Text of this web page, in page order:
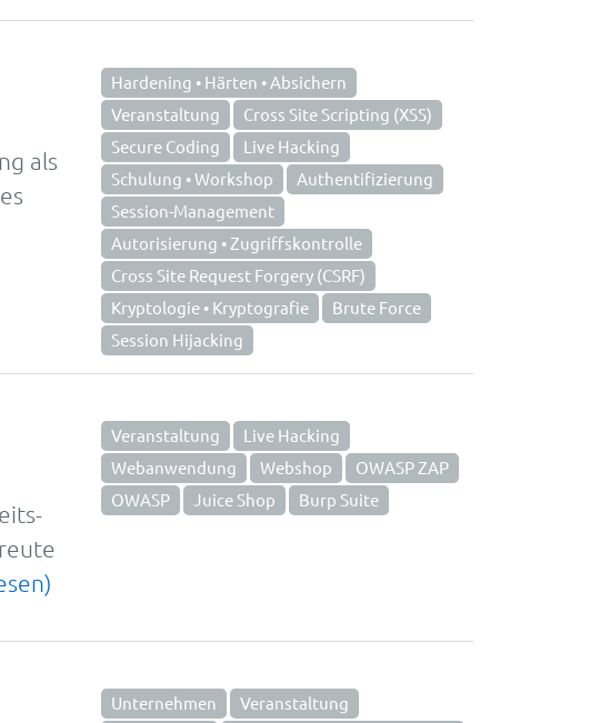
als
Hardening • Härten • Absichern
Veranstaltung
Cross Site Scripting (XSS)
Secure Coding
Live Hacking
Schulung • Workshop
Authentifizierung
Session-Management
Autorisierung • Zugriffskontrolle
Cross Site Request Forgery (CSRF)
Kryptologie • Kryptografie
Brute Force
Session Hijacking
Veranstaltung
Live Hacking
Webanwendung
Webshop
OWASP ZAP
OWASP
Juice Shop Burp Suite
Unternehmen
Veranstaltung